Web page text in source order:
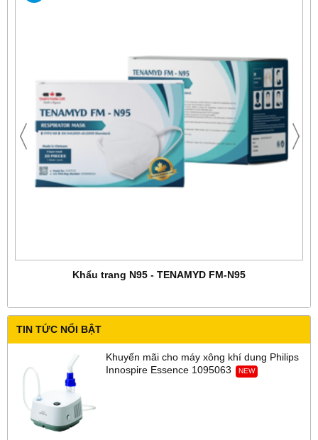
Khẩu trang N95 - TENAMYD FM-N95
TIN TỨC NỔI BẬT
Khuyến mãi cho máy xông khí dung Philips
Innospire Essence 1095063
NEW